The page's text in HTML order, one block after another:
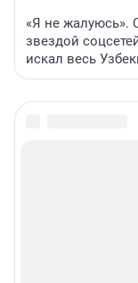
«Я не жалуюсь».
звездой
искал весь